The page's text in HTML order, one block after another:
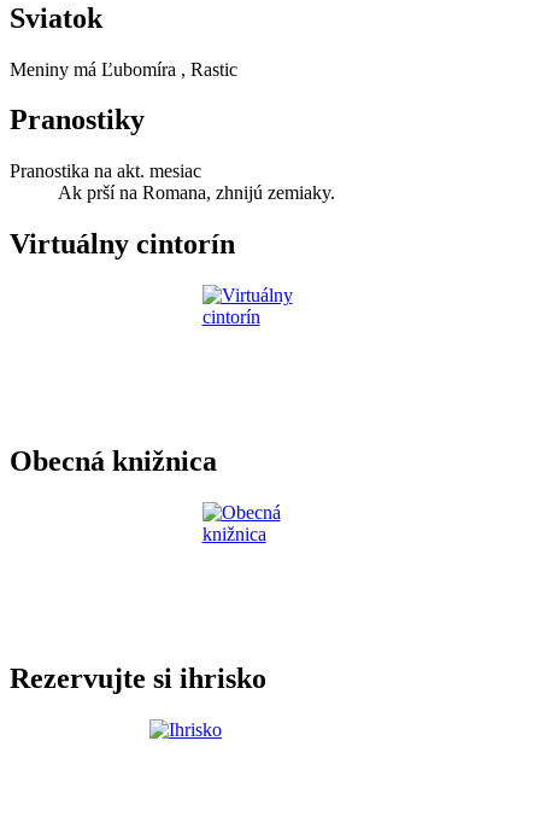
Sviatok
Meniny má Ľubomíra , Rastic
Pranostiky
Pranostika na akt. mesiac
Ak prší na Romana, zhnijú zemiaky.
Virtuálny cintorín
Obecná knižnica
Rezervujte si ihrisko